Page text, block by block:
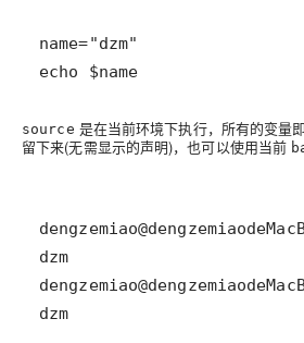
echo $name
source 是在当前环境下执行，所有的变量
留下来(无需显示的声明)，也可以使用当前
dzm